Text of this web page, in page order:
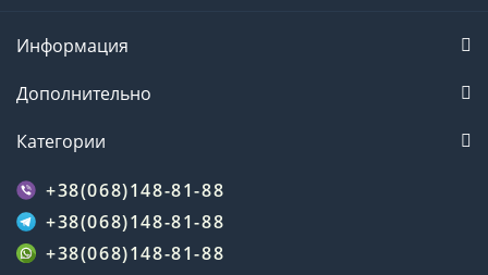
Информация
Дополнительно
Категории
+38(068)148-81-88
+38(068)148-81-88
+38(068)148-81-88